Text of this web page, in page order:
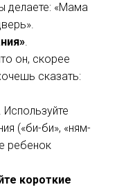
делаете: «Мама
.
он, скорее
сказать:
. Используйте
(«би-би», «ням-
ребенок
короткие